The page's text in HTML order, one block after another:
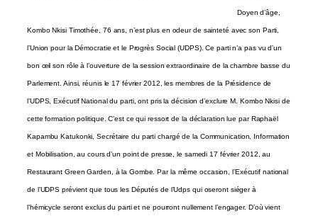
Doyen d’âge,
Kombo Nkisi Timothée, 76 ans, n’est plus en odeur de sainteté avec son Parti,
l’Union pour la Démocratie et le Progrès Social (UDPS). Ce parti n’a pas vu d’un
bon œil son rôle à l’ouverture de la session extraordinaire de la chambre basse du
Parlement. Ainsi, réunis le 17 février 2012, les membres de la Présidence de
l’UDPS, Exécutif National du parti, ont pris la décision d’exclure M. Kombo Nkisi de
cette formation politique. C’est ce qui ressort de la déclaration lue par Raphaël
Kapambu Katukonki, Secrétaire du parti chargé de la Communication, Information
et Mobilisation, au cours d’un point de presse, le samedi 17 février 2012, au
Restaurant Green Garden, à la Gombe. Par la même occasion, l’Exécutif national
de l’UDPS prévient que tous les Députés de l’Udps qui oseront siéger à
l’hémicycle seront exclus du parti et ne pourront nullement l’engager. D’où vient